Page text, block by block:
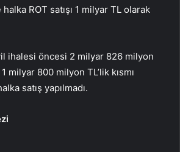
ROT satışı 1 milyar TL olarak
ihalesi öncesi 2 milyar 826 milyon
milyar 800 milyon TL’lik kısmı
satış yapılmadı.